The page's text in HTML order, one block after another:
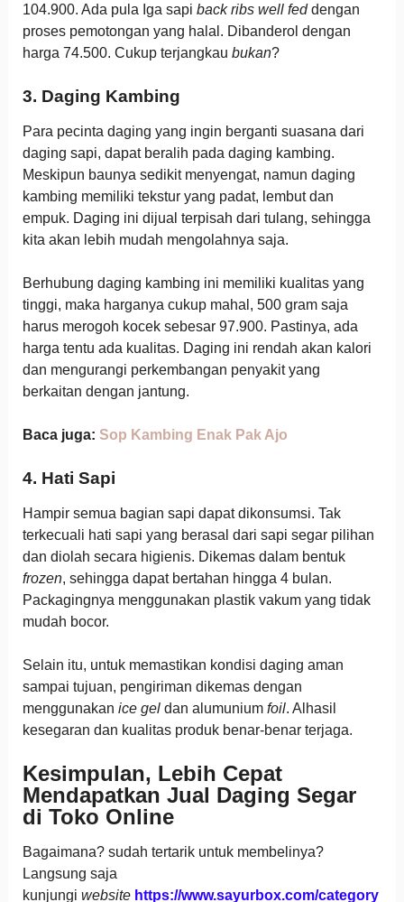
104.900. Ada pula Iga sapi back ribs well feddengan
proses pemotongan yang halal. Dibanderol dengan
harga 74.500. Cukup terjangkau bukan?
3. Daging Kambing
Para pecinta daging yang ingin berganti suasana dari
daging sapi, dapat beralih pada daging kambing.
Meskipun baunya sedikit menyengat, namun daging
kambing memiliki tekstur yang padat, lembut dan
empuk. Daging ini dijual terpisah dari tulang, sehingga
kita akan lebih mudah mengolahnya saja.
Berhubung daging kambing ini memiliki kualitas yang
tinggi, maka harganya cukup mahal, 500 gram saja
harus merogoh kocek sebesar 97.900. Pastinya, ada
harga tentu ada kualitas. Daging ini rendah akan kalori
dan mengurangi perkembangan penyakit yang
berkaitan dengan jantung.
Baca juga: Sop Kambing Enak Pak Ajo
4. Hati Sapi
Hampir semua bagian sapi dapat dikonsumsi. Tak
terkecuali hati sapi yang berasal dari sapi segar pilihan
dan diolah secara higienis. Dikemas dalam bentuk
frozen, sehingga dapat bertahan hingga 4 bulan.
Packagingnya menggunakan plastik vakum yang tidak
mudah bocor.
Selain itu, untuk memastikan kondisi daging aman
sampai tujuan, pengiriman dikemas dengan
menggunakan ice geldan alumunium foil. Alhasil
kesegaran dan kualitas produk benar-benar terjaga.
Kesimpulan, Lebih Cepat
Mendapatkan Jual Daging Segar
di Toko Online
Bagaimana? sudah tertarik untuk membelinya?
Langsung saja
kunjungi website https://www.sayurbox.com/category